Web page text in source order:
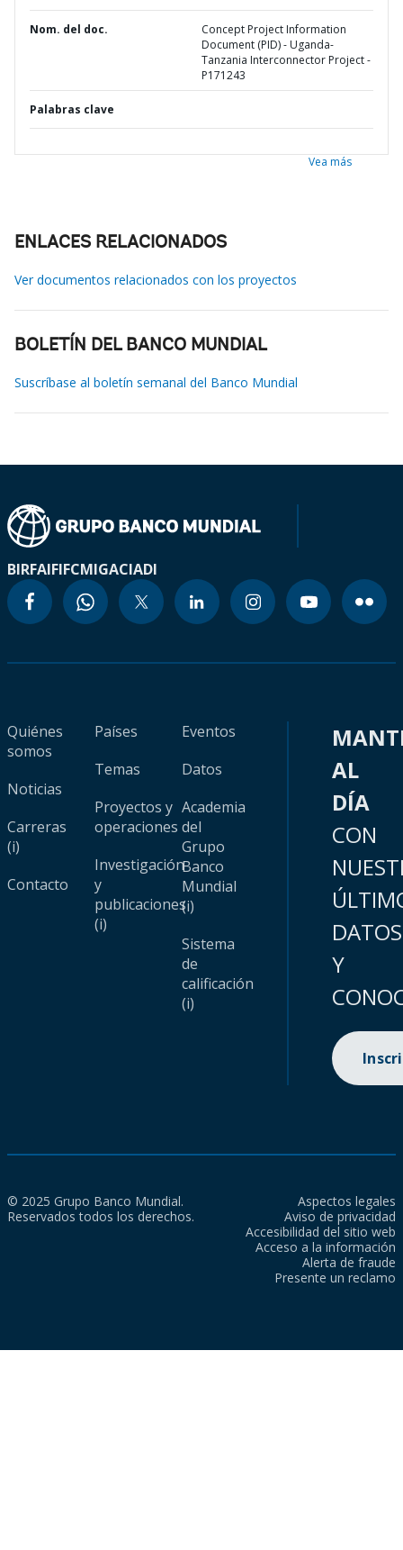
Nom. del doc.
Concept Project Information
Document (PID) - Uganda-
Tanzania Interconnector Project -
P171243
Palabras clave
Vea más
ENLACES RELACIONADOS
Ver documentos relacionados con los proyectos
BOLETÍN DEL BANCO MUNDIAL
Suscríbase al boletín semanal del Banco Mundial
BIRFAIFIFCMIGACIADI
Quiénes
somos
Noticias
Carreras
(i)
Contacto
Países
Temas
Proyectos y
operaciones
Investigación
y
publicaciones
(i)
Eventos
Datos
Academia
del
Grupo
Banco
Mundial
(i)
Sistema
de
calificación
(i)
AL
DÍA
CON
DATOS
Y
© 2025 Grupo Banco Mundial.
Reservados todos los derechos.
Aspectos legales
Aviso de privacidad
Accesibilidad del sitio web
Acceso a la información
Alerta de fraude
Presente un reclamo